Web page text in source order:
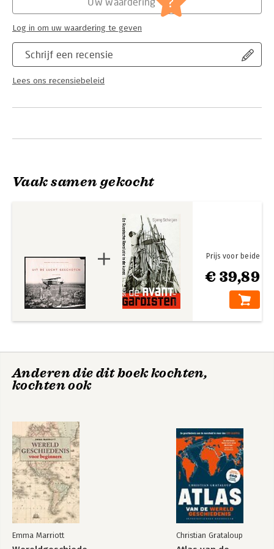
Schrijf een recensie
Lees ons recensiebeleid
Log in om uw waardering te geven
Vaak samen gekocht
€ 39,89
Prijs voor beide
Anderen die dit boek kochten,
kochten ook
Emma Marriott Christian Grataloup